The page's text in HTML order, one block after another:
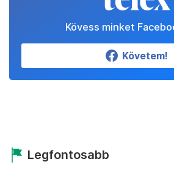
Kövess minket
Követem!
Legfontosabb